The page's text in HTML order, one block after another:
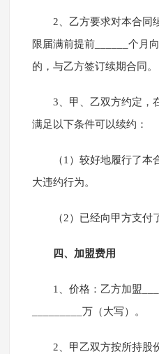
2、乙方要求对本合同
限届满前提前______个月
的，与乙方签订续期合同。
3、甲、乙双方约定，
满足以下条件可以续约：
（1）较好地履行了
大违约行为。
（2）已经向甲方支付
四、加盟费用
1、价格：乙方加盟
_________万（大写）。
2、甲乙双方按所持股